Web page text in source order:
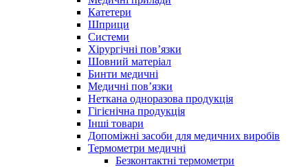
Катетери
Шприци
Системи
Хірургічні пов’язки
Шовний матеріал
Бинти медичні
Медичні пов’язки
Неткана одноразова продукція
Гігієнічна продукція
Iнші товари
Допоміжні засоби для медичних виробів
Термометри медичні
Безконтактні термометри